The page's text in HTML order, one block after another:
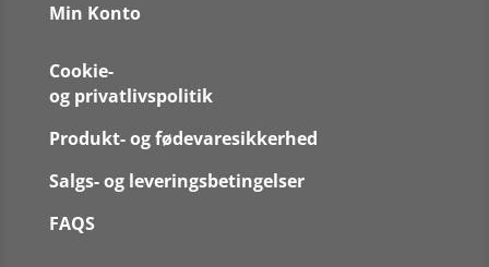
Min Konto
Cookie-
og privatlivspolitik
Produkt- og fødevaresikkerhed
Salgs- og leveringsbetingelser
FAQS